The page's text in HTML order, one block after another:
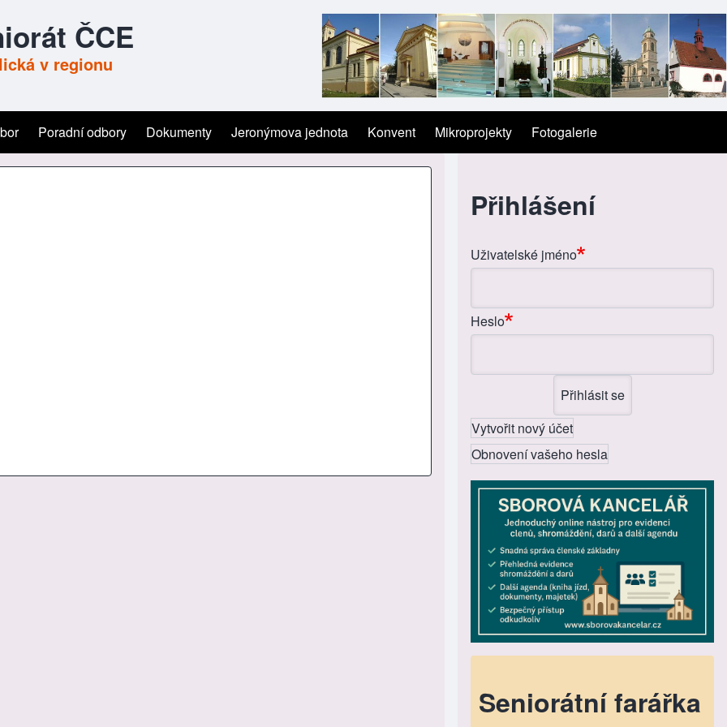
ČCE
v regionu
Poradní odbory Dokumenty Jeronýmova jednota Konvent Mikroprojekty Fotogalerie
Přihlášení
Uživatelské jméno
Heslo
Vytvořit nový účet
Obnovení vašeho hesla
Seniorátní farářka